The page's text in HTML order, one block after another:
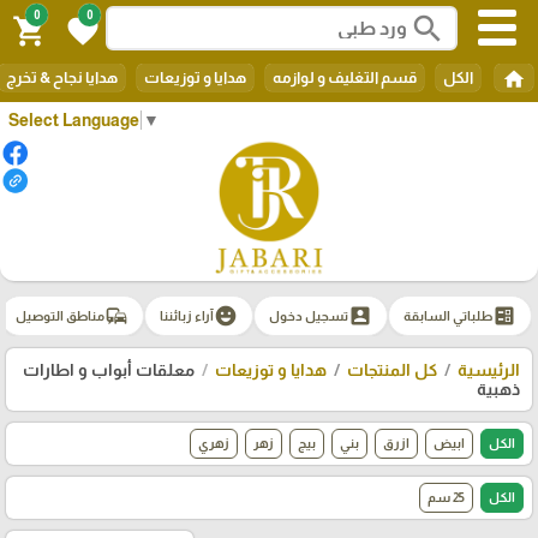
Select Language ▼
search
0
favorite
0
shopping_cart
home الكل قسم التغليف و لوازمه هدايا و توزيعات هدايا نجاح & تخرج
ballotطلباتي السابقة account_boxتسجيل دخول emoji_emotionsآراء زبائننا commuteمناطق التوصيل
الرئيسية كل المنتجات هدايا و توزيعات
معلقات أبواب و اطارات
ذهبية
الكل ابيض ازرق بني بيج زهر زهري
الكل 25 سم